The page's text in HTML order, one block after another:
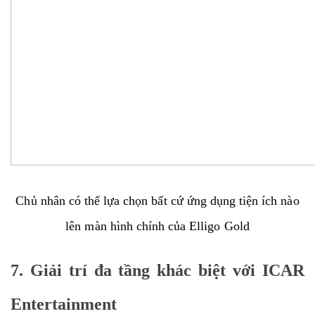
Chủ nhân có thể lựa chọn bất cứ ứng dụng tiện ích nào
lên màn hình chính của Elligo Gold
7. Giải trí đa tầng khác biệt với ICAR
Entertainment